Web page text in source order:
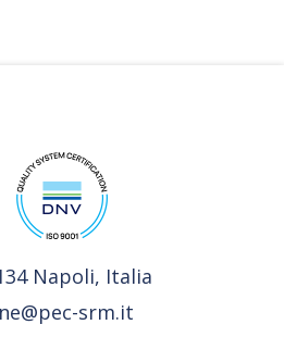
Napoli, Italia
srm.it